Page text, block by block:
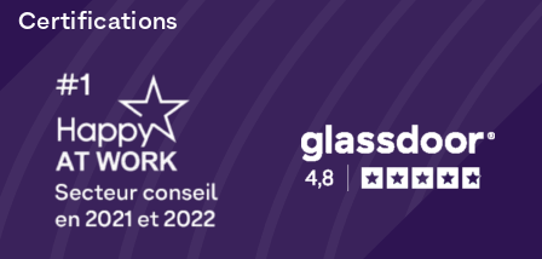
Certifications